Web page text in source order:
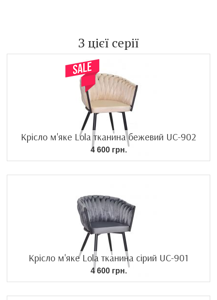
З цієї серії
Крісло м'яке Lola тканина бежевий UC-902
4 600 грн.
Крісло м'яке Lola тканина сірий UC-901
4 600 грн.